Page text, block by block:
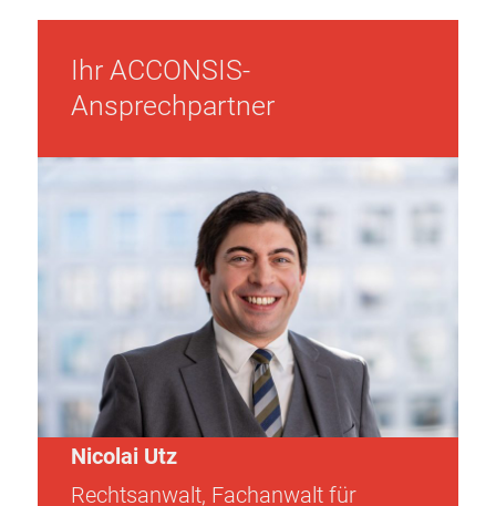
Ihr ACCONSIS-
Ansprechpartner
Nicolai Utz
Rechtsanwalt, Fachanwalt für